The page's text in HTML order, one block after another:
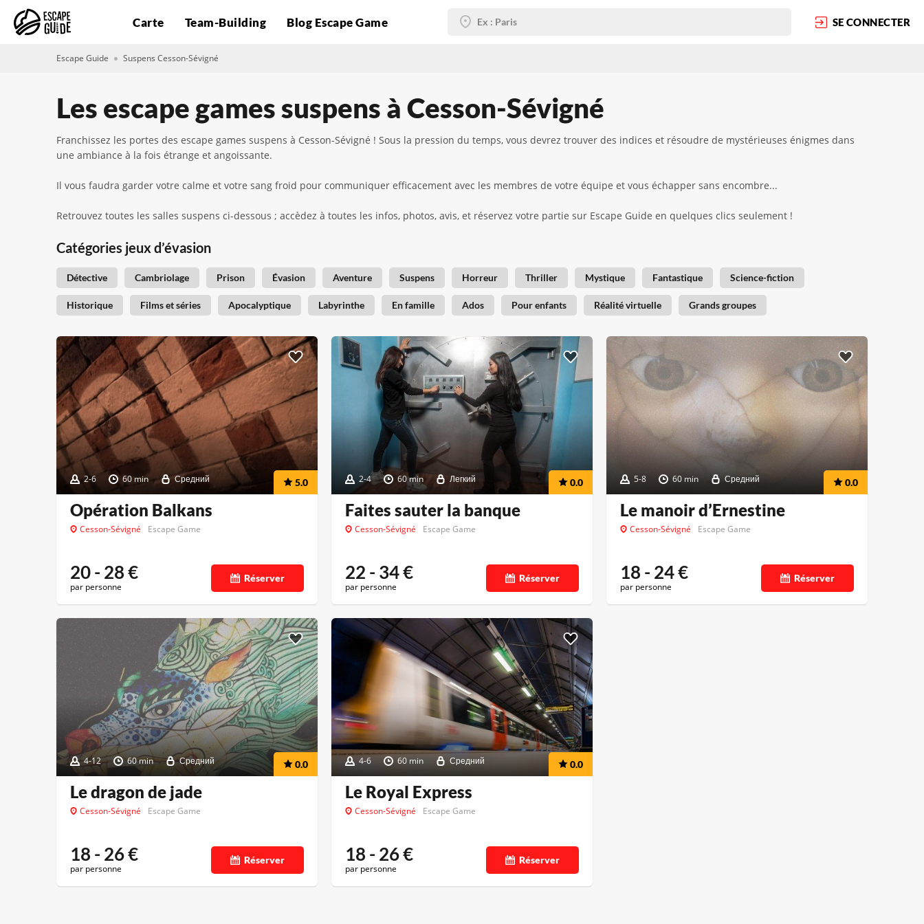
Carte Team-Building Blog Escape Game SE CONNECTER
Escape Guide Suspens Cesson-Sévigné
Les escape games suspens à Cesson-Sévigné
Franchissez les portes des escape games suspens à Cesson-Sévigné ! Sous la pression du temps, vous devrez trouver des indices et résoudre de mystérieuses énigmes dans
une ambiance à la fois étrange et angoissante.
Il vous faudra garder votre calme et votre sang froid pour communiquer efficacement avec les membres de votre équipe et vous échapper sans encombre...
Retrouvez toutes les salles suspens ci-dessous ; accèdez à toutes les infos, photos, avis, et réservez votre partie sur Escape Guide en quelques clics seulement !
Catégories jeux d’évasion
Détective Cambriolage Prison Évasion Aventure Suspens Horreur Thriller Mystique Fantastique Science-fiction
Historique Films et séries Apocalyptique Labyrinthe En famille Ados Pour enfants Réalité virtuelle Grands groupes
2-6 60 min Средний 5.0
Opération Balkans
Cesson-Sévigné Escape Game
20 - 28€
par personne
Réserver
2-4 60 min Легкий 0.0
Faites sauter la banque
Cesson-Sévigné Escape Game
22 - 34€
par personne
Réserver
5-8 60 min Средний 0.0
Le manoir d’Ernestine
Cesson-Sévigné Escape Game
18 - 24€
par personne
Réserver
4-12 60 min Средний 0.0
Le dragon de jade
Cesson-Sévigné Escape Game
18 - 26€
par personne
Réserver
4-6 60 min Средний 0.0
Le Royal Express
Cesson-Sévigné Escape Game
18 - 26€
par personne
Réserver